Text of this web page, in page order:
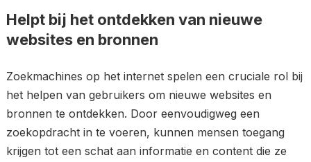
Helpt bij het ontdekken van nieuwe
websites en bronnen
Zoekmachines op het internet spelen een cruciale rol bij
het helpen van gebruikers om nieuwe websites en
bronnen te ontdekken. Door eenvoudigweg een
zoekopdracht in te voeren, kunnen mensen toegang
krijgen tot een schat aan informatie en content die ze